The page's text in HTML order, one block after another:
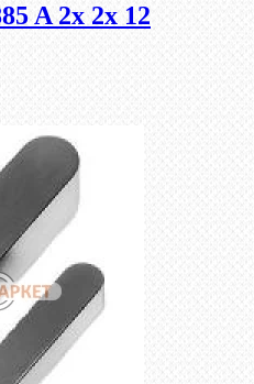
A 2x 2x 12